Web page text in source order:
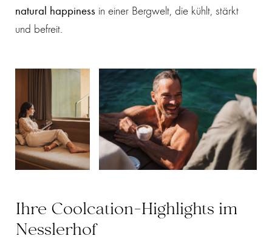
natural happiness in einer Bergwelt, die kühlt, stärkt
und befreit.
Ihre Coolcation-Highlights im
Nesslerhof